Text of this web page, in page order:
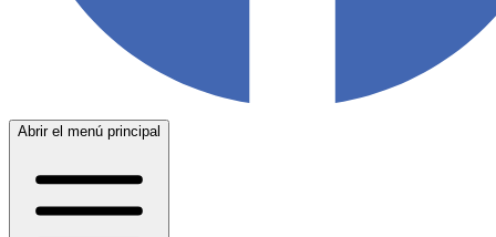
Abrir el menú principal